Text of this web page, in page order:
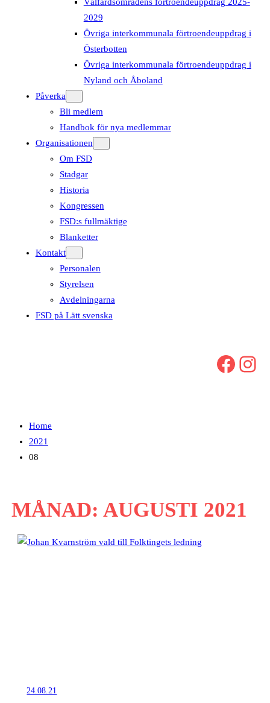
2029
Övriga interkommunala förtroendeuppdrag i
Österbotten
Övriga interkommunala förtroendeuppdrag i
Nyland och Åboland
Påverka
Bli medlem
Handbok för nya medlemmar
Organisationen
Om FSD
Stadgar
Historia
Kongressen
FSD:s fullmäktige
Blanketter
Kontakt
Personalen
Styrelsen
Avdelningarna
FSD på Lätt svenska
Facebook Instagram
Home
2021
08
MÅNAD: AUGUSTI 2021
24.08.21